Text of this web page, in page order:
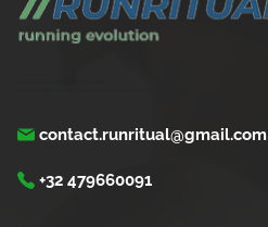
contact.runritual@gmail.com
+32 479660091